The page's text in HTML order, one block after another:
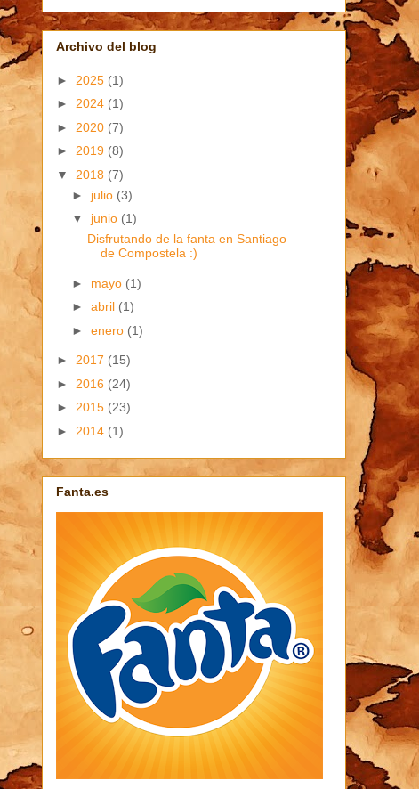
Archivo del blog
► 2025 (1)
► 2024 (1)
► 2020 (7)
► 2019 (8)
▼ 2018 (7)
► julio (3)
▼ junio (1)
Disfrutando de la fanta en Santiago
de Compostela :)
► mayo (1)
► abril (1)
► enero (1)
► 2017 (15)
► 2016 (24)
► 2015 (23)
► 2014 (1)
Fanta.es